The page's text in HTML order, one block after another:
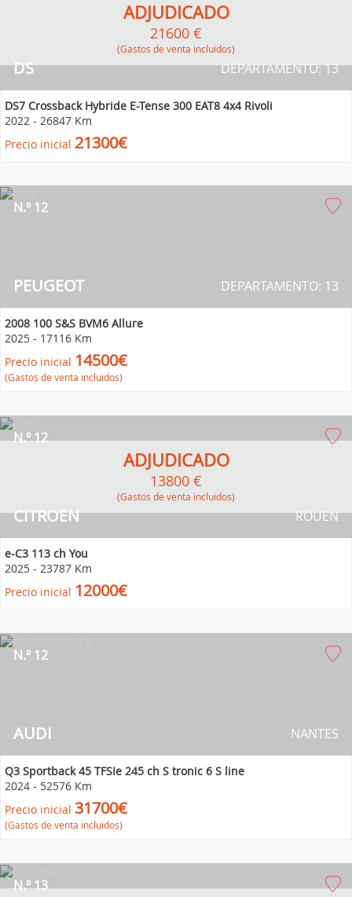
DS DEPARTAMENTO: 13
ADJUDICADO
21600 €
(Gastos de venta incluidos)
DS7 Crossback Hybride E-Tense 300 EAT8 4x4 Rivoli
2022 - 26847 Km
Precio inicial 21300€
PEUGEOT
N.º 12
DEPARTAMENTO: 13
2008 100 S&S BVM6 Allure
2025 - 17116 Km
Precio inicial 14500€
(Gastos de venta incluidos)
CITROEN
N.º 12
ROUEN
ADJUDICADO
13800 €
(Gastos de venta incluidos)
e-C3 113 ch You
2025 - 23787 Km
Precio inicial 12000€
AUDI
N.º 12
NANTES
Q3 Sportback 45 TFSIe 245 ch S tronic 6 S line
2024 - 52576 Km
Precio inicial 31700€
(Gastos de venta incluidos)
N.º 13